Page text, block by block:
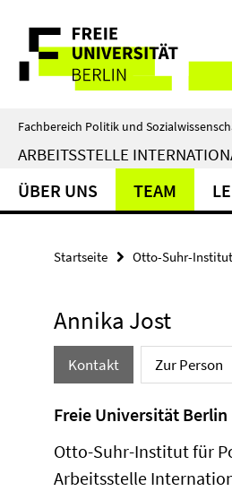
direkt
Inhalt
Service-
Navigation
Fachbereich Politik und
ARBEITSSTELLE
ÜBER UNS TEAM
Startseite Otto-Suhr-
Annika Jost
Kontakt Zur Person
Freie Universität Berlin
Otto-Suhr-Institut für
Arbeitsstelle